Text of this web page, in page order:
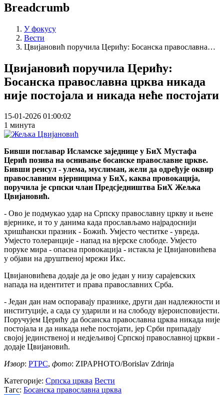
Breadcrumb
У фокусу
Вести
Цвијановић поручила Церићу: Босанска православна…
Цвијановић поручила Церићу:
Босанска православна црква никада
није постојала и никада неће постојати
15-01-2026 01:00:02
1 минута
Бивши поглавар Исламске заједнице у БиХ Мустафа
Церић позива на оснивање босанске православне цркве.
Бивши реисул - улема, муслиман, жели да одређује оквир
православним вјерницима у БиХ, каква провокација,
поручила је српски члан Предсједништва БиХ Жељка
Цвијановић.
- Ово је подмукао удар на Српску православну цркву и њене
вјернике, и то у данима када прослављамо најрадоснији
хришћански празник - Божић. Умјесто честитке - увреда.
Умјесто толеранције - напад на вјерске слободе. Умјесто
поруке мира - опасна провокација - истакла је Цвијановићева
у објави на друштвеној мрежи Икс.
Цвијановићева додаје да је ово један у низу сарајевских
напада на идентитет и права православних Срба.
- Један дан нам оспоравају празнике, други дан надлежности и
институције, а сада су ударили и на слободу вјероисповијести.
Поручујем Церићу да босанска православна црква никада није
постојала и да никада неће постојати, јер Срби припадају
својој јединственој и недјељивој Српској православној цркви -
додаје Цвијановић.
Извор: РТРС, фото: ZIPAPHOTO/Borislav Zdrinja
Категорије: Српска црква Вести
Тагс: Босанска православна црква